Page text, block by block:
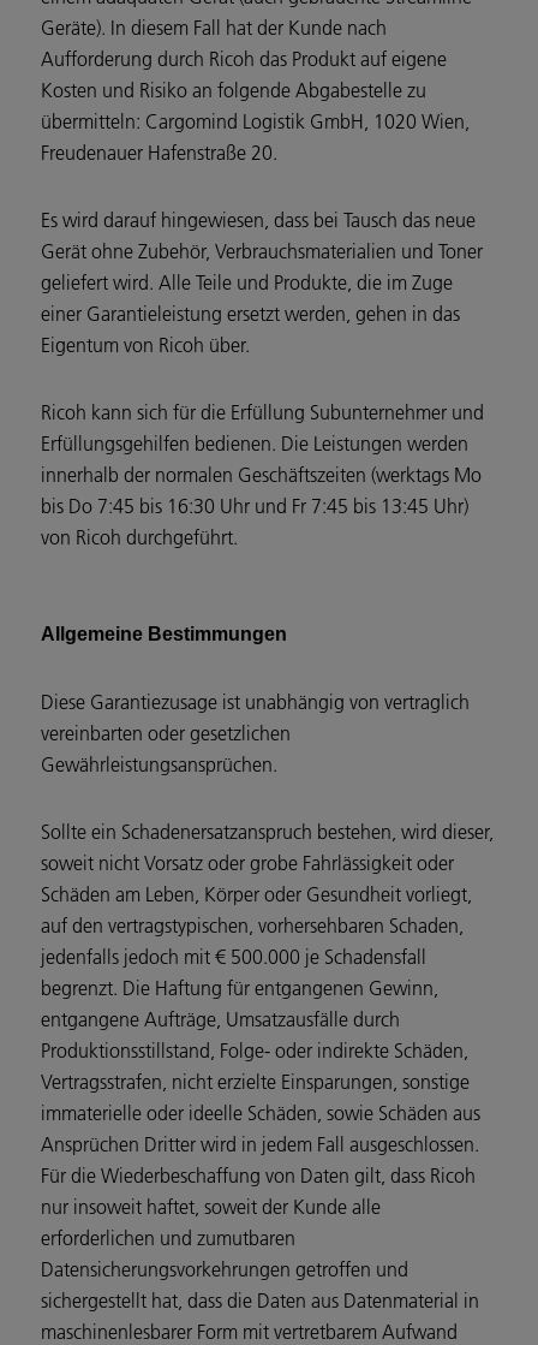
Geräte). In diesem Fall hat der Kunde nach
Aufforderung durch Ricoh das Produkt auf eigene
Kosten und Risiko an folgende Abgabestelle zu
übermitteln: Cargomind Logistik GmbH, 1020 Wien,
Freudenauer Hafenstraße 20.
Es wird darauf hingewiesen, dass bei Tausch das neue
Gerät ohne Zubehör, Verbrauchsmaterialien und Toner
geliefert wird. Alle Teile und Produkte, die im Zuge
einer Garantieleistung ersetzt werden, gehen in das
Eigentum von Ricoh über.
Ricoh kann sich für die Erfüllung Subunternehmer und
Erfüllungsgehilfen bedienen. Die Leistungen werden
innerhalb der normalen Geschäftszeiten (werktags Mo
bis Do 7:45 bis 16:30 Uhr und Fr 7:45 bis 13:45 Uhr)
von Ricoh durchgeführt.
Allgemeine Bestimmungen
Diese Garantiezusage ist unabhängig von vertraglich
vereinbarten oder gesetzlichen
Gewährleistungsansprüchen.
Sollte ein Schadenersatzanspruch bestehen, wird dieser,
soweit nicht Vorsatz oder grobe Fahrlässigkeit oder
Schäden am Leben, Körper oder Gesundheit vorliegt,
auf den vertragstypischen, vorhersehbaren Schaden,
jedenfalls jedoch mit € 500.000 je Schadensfall
begrenzt. Die Haftung für entgangenen Gewinn,
entgangene Aufträge, Umsatzausfälle durch
Produktionsstillstand, Folge- oder indirekte Schäden,
Vertragsstrafen, nicht erzielte Einsparungen, sonstige
immaterielle oder ideelle Schäden, sowie Schäden aus
Ansprüchen Dritter wird in jedem Fall ausgeschlossen.
Für die Wiederbeschaffung von Daten gilt, dass Ricoh
nur insoweit haftet, soweit der Kunde alle
erforderlichen und zumutbaren
Datensicherungsvorkehrungen getroffen und
sichergestellt hat, dass die Daten aus Datenmaterial in
maschinenlesbarer Form mit vertretbarem Aufwand